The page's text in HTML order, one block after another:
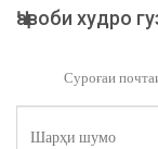
Ҷавоби худро
Суроғаи